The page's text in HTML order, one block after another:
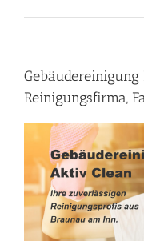
Reinigungsfirma,